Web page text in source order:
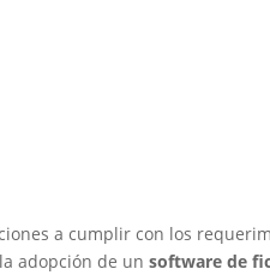
a cumplir con los
adopción de unsoftware de